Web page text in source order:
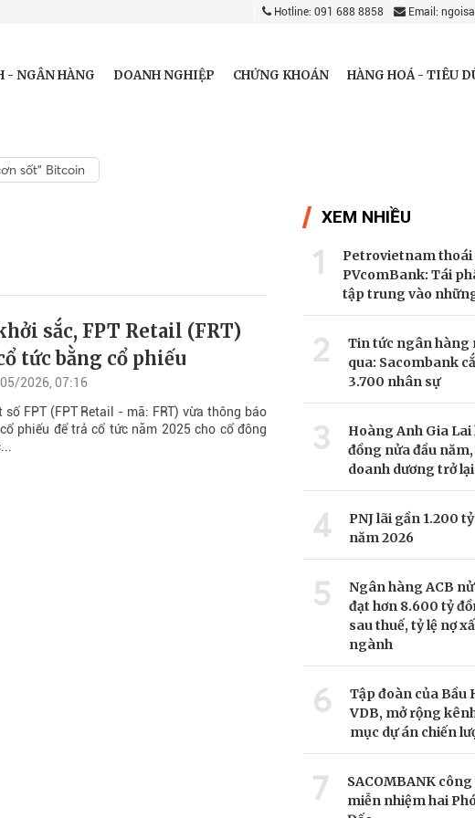
Hotline: 091 688 8858 Email:
- NGÂN HÀNG DOANH NGHIỆP CHỨNG KHOÁN HÀNG HOÁ - TIÊU
sốt” Bitcoin
sắc, FPT Retail (FRT)
tức bằng cổ phiếu
2026, 07:16
số FPT (FPT Retail - mã: FRT) vừa thông báo
phiếu để trả cổ tức năm 2025 cho cổ đông
XEM NHIỀU
1
Petrovietnam thoái
PVcomBank: Tái
tập trung vào
2
Tin tức ngân hàng
qua: Sacombank
3.700 nhân sự
3
Hoàng Anh Gia
đồng nửa đầu
doanh dương trở lại
4
PNJ lãi gần 1.200
năm 2026
5
Ngân hàng ACB
đạt hơn 8.600 tỷ
sau thuế, tỷ lệ nợ
ngành
6
Tập đoàn của Bầu
VDB, mở rộng
mục dự án chiến
7
SACOMBANK
miễn nhiệm hai